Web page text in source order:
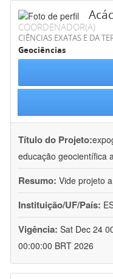
COORDENADOR(A)
CIÊNCIAS EXATAS E DA
Geociências
Título do Projeto:
educação geocientífica
Resumo: Vide projeto
Instituição/UF/País:
Vigência: Sat Dec 24
00:00:00 BRT 2026